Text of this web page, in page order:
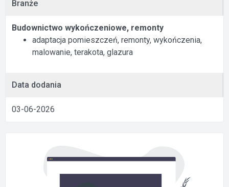
Branże
Budownictwo wykończeniowe, remonty
adaptacja pomieszczeń, remonty, wykończenia,
malowanie, terakota, glazura
Data dodania
03-06-2026